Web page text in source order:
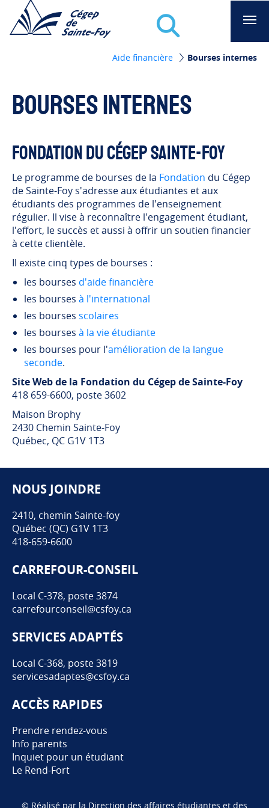
Recherche
Aide financière Bourses internes
Bourses internes
Fondation du Cégep Sainte-Foy
Le programme de bourses de la Fondation du Cégep
de Sainte-Foy s'adresse aux étudiantes et aux
étudiants des programmes de l'enseignement
régulier. Il vise à reconnaître l'engagement étudiant,
l'effort, le succès et aussi à offrir un soutien financier
à cette clientèle.
Il existe cinq types de bourses :
les bourses d'aide financière
les bourses à l'international
les bourses scolaires
les bourses à la vie étudiante
les bourses pour l'amélioration de la langue
seconde.
Site Web de la Fondation du Cégep de Sainte-Foy
418 659-6600, poste 3602
Maison Brophy
2430 Chemin Sainte-Foy
Québec, QC G1V 1T3
Pied de page
NOUS JOINDRE
2410, chemin Sainte-foy
Québec (QC) G1V 1T3
418-659-6600
CARREFOUR-CONSEIL
Local C-378, poste 3874
carrefourconseil@csfoy.ca
SERVICES ADAPTÉS
Local C-368, poste 3819
servicesadaptes@csfoy.ca
ACCÈS RAPIDES
Prendre rendez-vous
Info parents
Inquiet pour un étudiant
Le Rend-Fort
© Réalisé par la Direction des affaires étudiantes et des